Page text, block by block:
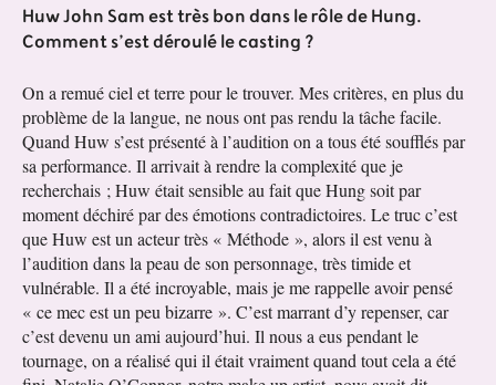
Huw John Sam est très bon dans le rôle de Hung.
Comment s’est déroulé le casting ?
On a remué ciel et terre pour le trouver. Mes critères, en plus du
problème de la langue, ne nous ont pas rendu la tâche facile.
Quand Huw s’est présenté à l’audition on a tous été soufflés par
sa performance. Il arrivait à rendre la complexité que je
recherchais ; Huw était sensible au fait que Hung soit par
moment déchiré par des émotions contradictoires. Le truc c’est
que Huw est un acteur très « Méthode », alors il est venu à
l’audition dans la peau de son personnage, très timide et
vulnérable. Il a été incroyable, mais je me rappelle avoir pensé
« ce mec est un peu bizarre ». C’est marrant d’y repenser, car
c’est devenu un ami aujourd’hui. Il nous a eus pendant le
tournage, on a réalisé qui il était vraiment quand tout cela a été